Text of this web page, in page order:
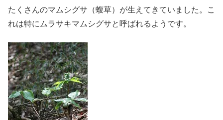
たくさんのマムシグサ（蝮草）が生えてきていました。こ
れは特にムラサキマムシグサと呼ばれるようです。